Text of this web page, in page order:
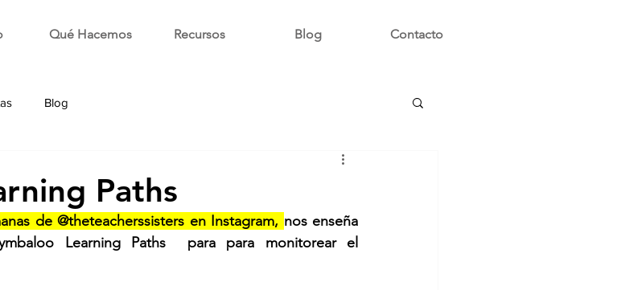
Qué Hacemos Recursos Blog Contacto
Blog
Paths
de @theteacherssisters en Instagram, nos enseña
Learning Paths  para para monitorear el